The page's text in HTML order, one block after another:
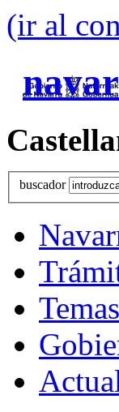
(ir al
buscador
Temas